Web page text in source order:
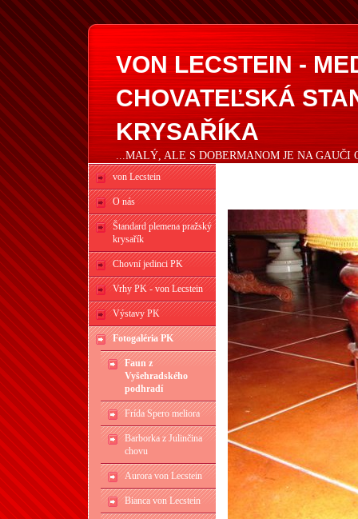
VON LECSTEIN -
CHOVATEĽSKÁ
KRYSAŘÍKA
...MALÝ, ALE S DOBERMANOM JE NA GAUČI
von Lecstein
O nás
Štandard plemena pražský
krysařík
Chovní jedinci PK
Vrhy PK - von Lecstein
Výstavy PK
Fotogaléria PK
Faun z
Vyšehradského
podhradí
Frída Spero meliora
Barborka z Julinčina
chovu
Aurora von Lecstein
Bianca von Lecstein